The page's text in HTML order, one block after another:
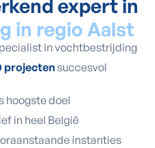
expert in
in regio Aalst
in vochtbestrijding
projectensuccesvol
hoogste doel
in heel België
instanties